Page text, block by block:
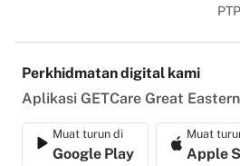
Perkhidmatan digital kami
Aplikasi GETCare Great
Muat turun di
Google Play
Muat
Apple